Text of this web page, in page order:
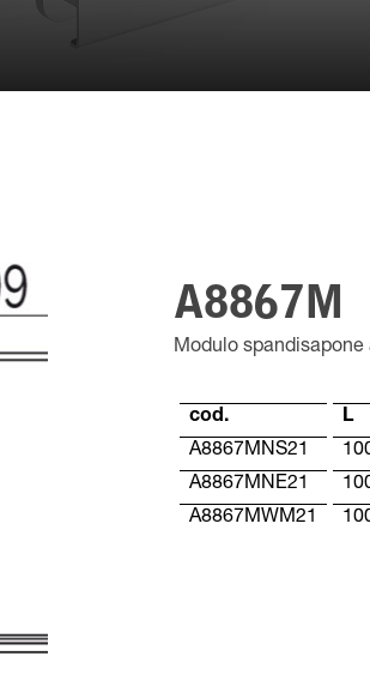
A8867M
Modulo spandisapone
cod. L
A8867MNS21
A8867MNE21
A8867MWM21